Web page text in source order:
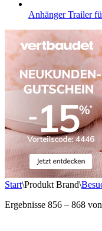
Anhänger Trailer
Start\Produkt Brand\
Ergebnisse 856 – 868